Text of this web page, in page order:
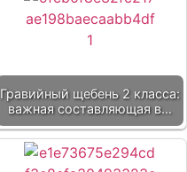
Гравийный щебень 2 класса:
важная составляющая в…